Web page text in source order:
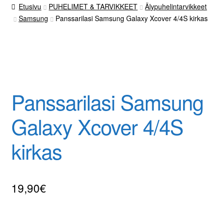
Tuotteet
Yrityksestä
Yhteydenotto
Oma tili
Etusivu PUHELIMET & TARVIKKEET
Älypuhelintarvikkeet
Samsung
Panssarilasi Samsung Galaxy Xcover 4/4S kirkas
Panssarilasi Samsung
Galaxy Xcover 4/4S
kirkas
19,90€